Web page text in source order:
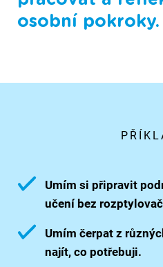
osobní pokroky.
Umím si připravit
učení bez
Umím čerpat z
najít, co potřebuji.